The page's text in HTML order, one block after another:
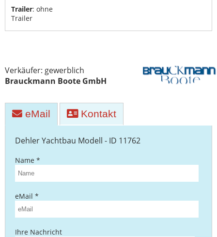
Trailer: ohne
Trailer
Verkäufer: gewerblich
Brauckmann Boote GmbH
eMail Kontakt
Dehler Yachtbau Modell - ID 11762
Name *
eMail *
Ihre Nachricht